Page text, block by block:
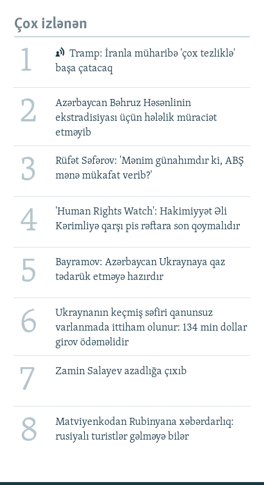
Çox izlənən
1
Tramp: İranla müharibə 'çox tezliklə'
başa çatacaq
2
Azərbaycan Bəhruz Həsənlinin
ekstradisiyası üçün hələlik müraciət
etməyib
3
Rüfət Səfərov: 'Mənim günahımdır ki, ABŞ
mənə mükafat verib?'
4
'Human Rights Watch': Hakimiyyət Əli
Kərimliyə qarşı pis rəftara son qoymalıdır
5
Bayramov: Azərbaycan Ukraynaya qaz
tədarük etməyə hazırdır
6
Ukraynanın keçmiş səfiri qanunsuz
varlanmada ittiham olunur: 134 min dollar
girov ödəməlidir
7 Zamin Salayev azadlığa çıxıb
8
Matviyenkodan Rubinyana xəbərdarlıq:
rusiyalı turistlər gəlməyə bilər